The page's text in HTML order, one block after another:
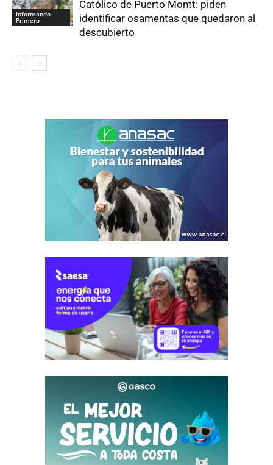
Informando
Primero
Católico de Puerto Montt: piden
identificar osamentas que quedaron al
descubierto